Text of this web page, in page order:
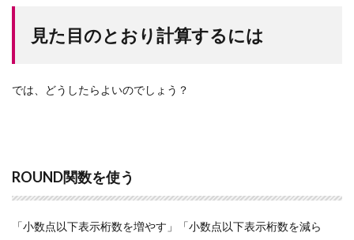
見た目のとおり計算するには
では、どうしたらよいのでしょう？
ROUND関数を使う
「小数点以下表示桁数を増やす」「小数点以下表示桁数を減ら